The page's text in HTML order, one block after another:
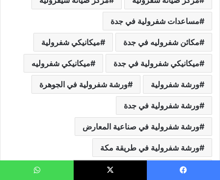
مساعدات شفرولية في جدة
مكائن شفروليه في جدة ميكانيكي شفرولية
ميكانيكي شفرولية في جدة ميكانيكي شفروليه
ورشة شفرولية ورشة شفرولية في الجوهرة
ورشة شفرولية في جدة
ورشة شفرولية في صناعية المعارض
ورشة شفرولية في طريقة مكة
ورشة شفرولية في معارض السيارات